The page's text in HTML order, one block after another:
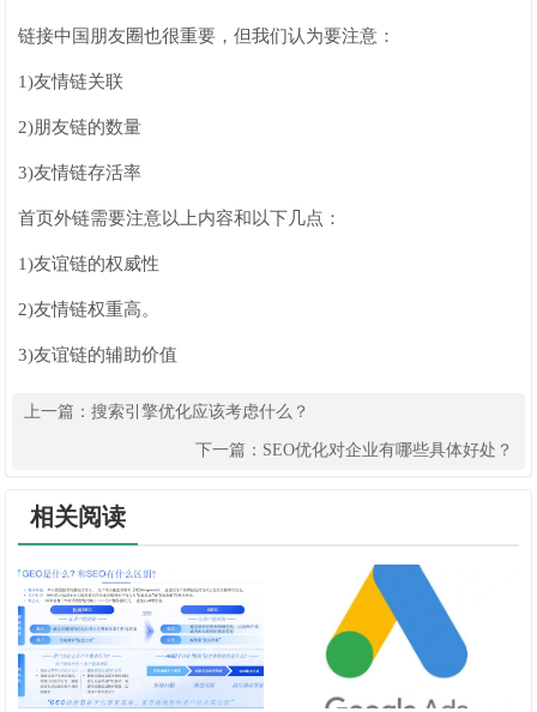
链接中国朋友圈也很重要，但我们认为要注意：
1)友情链关联
2)朋友链的数量
3)友情链存活率
首页外链需要注意以上内容和以下几点：
1)友谊链的权威性
2)友情链权重高。
3)友谊链的辅助价值
上一篇：搜索引擎优化应该考虑什么？
下一篇： SEO优化对企业有哪些具体好处？
相关阅读